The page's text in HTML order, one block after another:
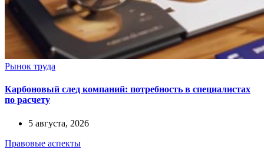
Рынок труда
Карбоновый след компаний: потребность в специалистах
по расчету
5 августа, 2026
Правовые аспекты